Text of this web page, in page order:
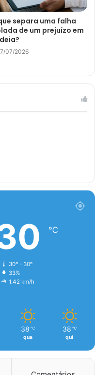
separa uma falha
de um prejuízo em
07/2026
℃
30º - 30º
33%
1.42 km/h
38 ℃
qua
38 ℃
qui